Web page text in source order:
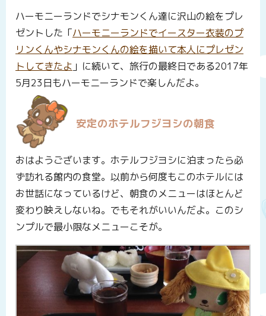
ハーモニーランドでシナモンくん達に沢山の絵をプレ
ゼントした「ハーモニーランドでイースター衣装のプ
リンくんやシナモンくんの絵を描いて本人にプレゼン
トしてきたよ 」に続いて、旅行の最終日である2017年
5月23日もハーモニーランドで楽しんだよ。
安定のホテルフジヨシの朝食
おはようございます。ホテルフジヨシに泊まったら必
ず訪れる館内の食堂。以前から何度もこのホテルには
お世話になっているけど、朝食のメニューはほとんど
変わり映えしないね。でもそれがいいんだよ。このシ
ンプルで最小限なメニューこそが。